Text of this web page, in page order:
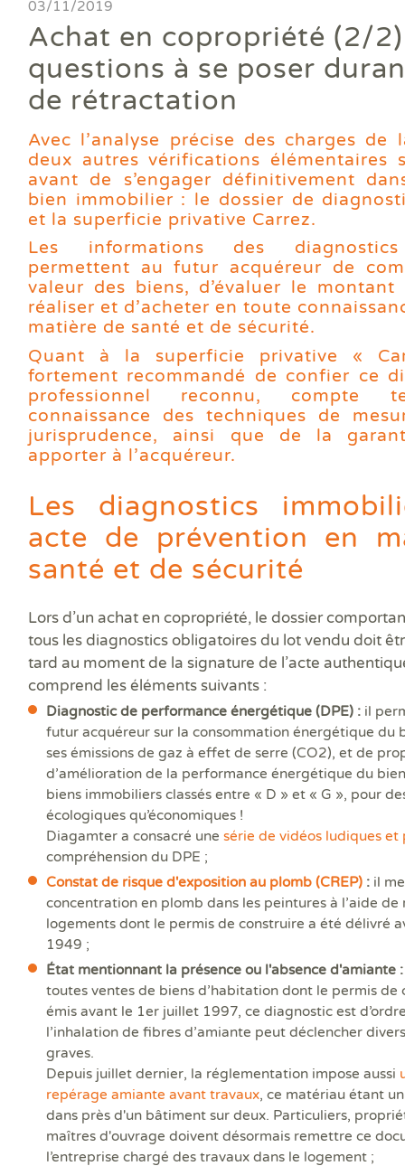
Actualités
Faire un devis
Trouver une agence
Devenir franchisé
Offres d'emploi
Contact
03/11/2019
Achat en copropriété (2/
questions à se poser
de rétractation
Avec l’analyse précise des charges de
deux autres vérifications élémentaires
avant de s’engager définitivement
bien immobilier : le dossier de
et la superficie privative Carrez.
Les informations des
permettent au futur acquéreur de
valeur des biens, d’évaluer le
réaliser et d’acheter en toute
matière de santé et de sécurité.
Quant à la superficie privative «
fortement recommandé de confier ce
professionnel reconnu,
connaissance des techniques de
jurisprudence, ainsi que de la
apporter à l’acquéreur.
Les diagnostics
acte de prévention en
santé et de sécurité
Lors d’un achat en copropriété, le dossier
tous les diagnostics obligatoires du lot vendu doit
tard au moment de la signature de l’acte
comprend les éléments suivants :
Diagnostic de performance énergétique (DPE) : il
futur acquéreur sur la consommation énergétique du
ses émissions de gaz à effet de serre (CO2), et de
d’amélioration de la performance énergétique du
biens immobiliers classés entre « D » et « G », pour
écologiques qu’économiques !
Diagamter a consacré une série de vidéos ludiques et
compréhension du DPE ;
Constat de risque d'exposition au plomb (CREP) : il
concentration en plomb dans les peintures à l’aide de
logements dont le permis de construire a été délivré
1949 ;
État mentionnant la présence ou l'absence d'amiante :
toutes ventes de biens d’habitation dont le permis de
émis avant le 1er juillet 1997, ce diagnostic est
l’inhalation de fibres d’amiante peut déclencher
graves.
Depuis juillet dernier, la réglementation impose aussi
repérage amiante avant travaux, ce matériau étant
dans près d'un bâtiment sur deux. Particuliers,
maîtres d'ouvrage doivent désormais remettre ce
l’entreprise chargé des travaux dans le logement ;